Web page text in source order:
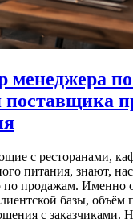
менеджера
поставщика
с ресторанами,
питания, знают,
продажам. Именно
базы, объём
с заказчиками.